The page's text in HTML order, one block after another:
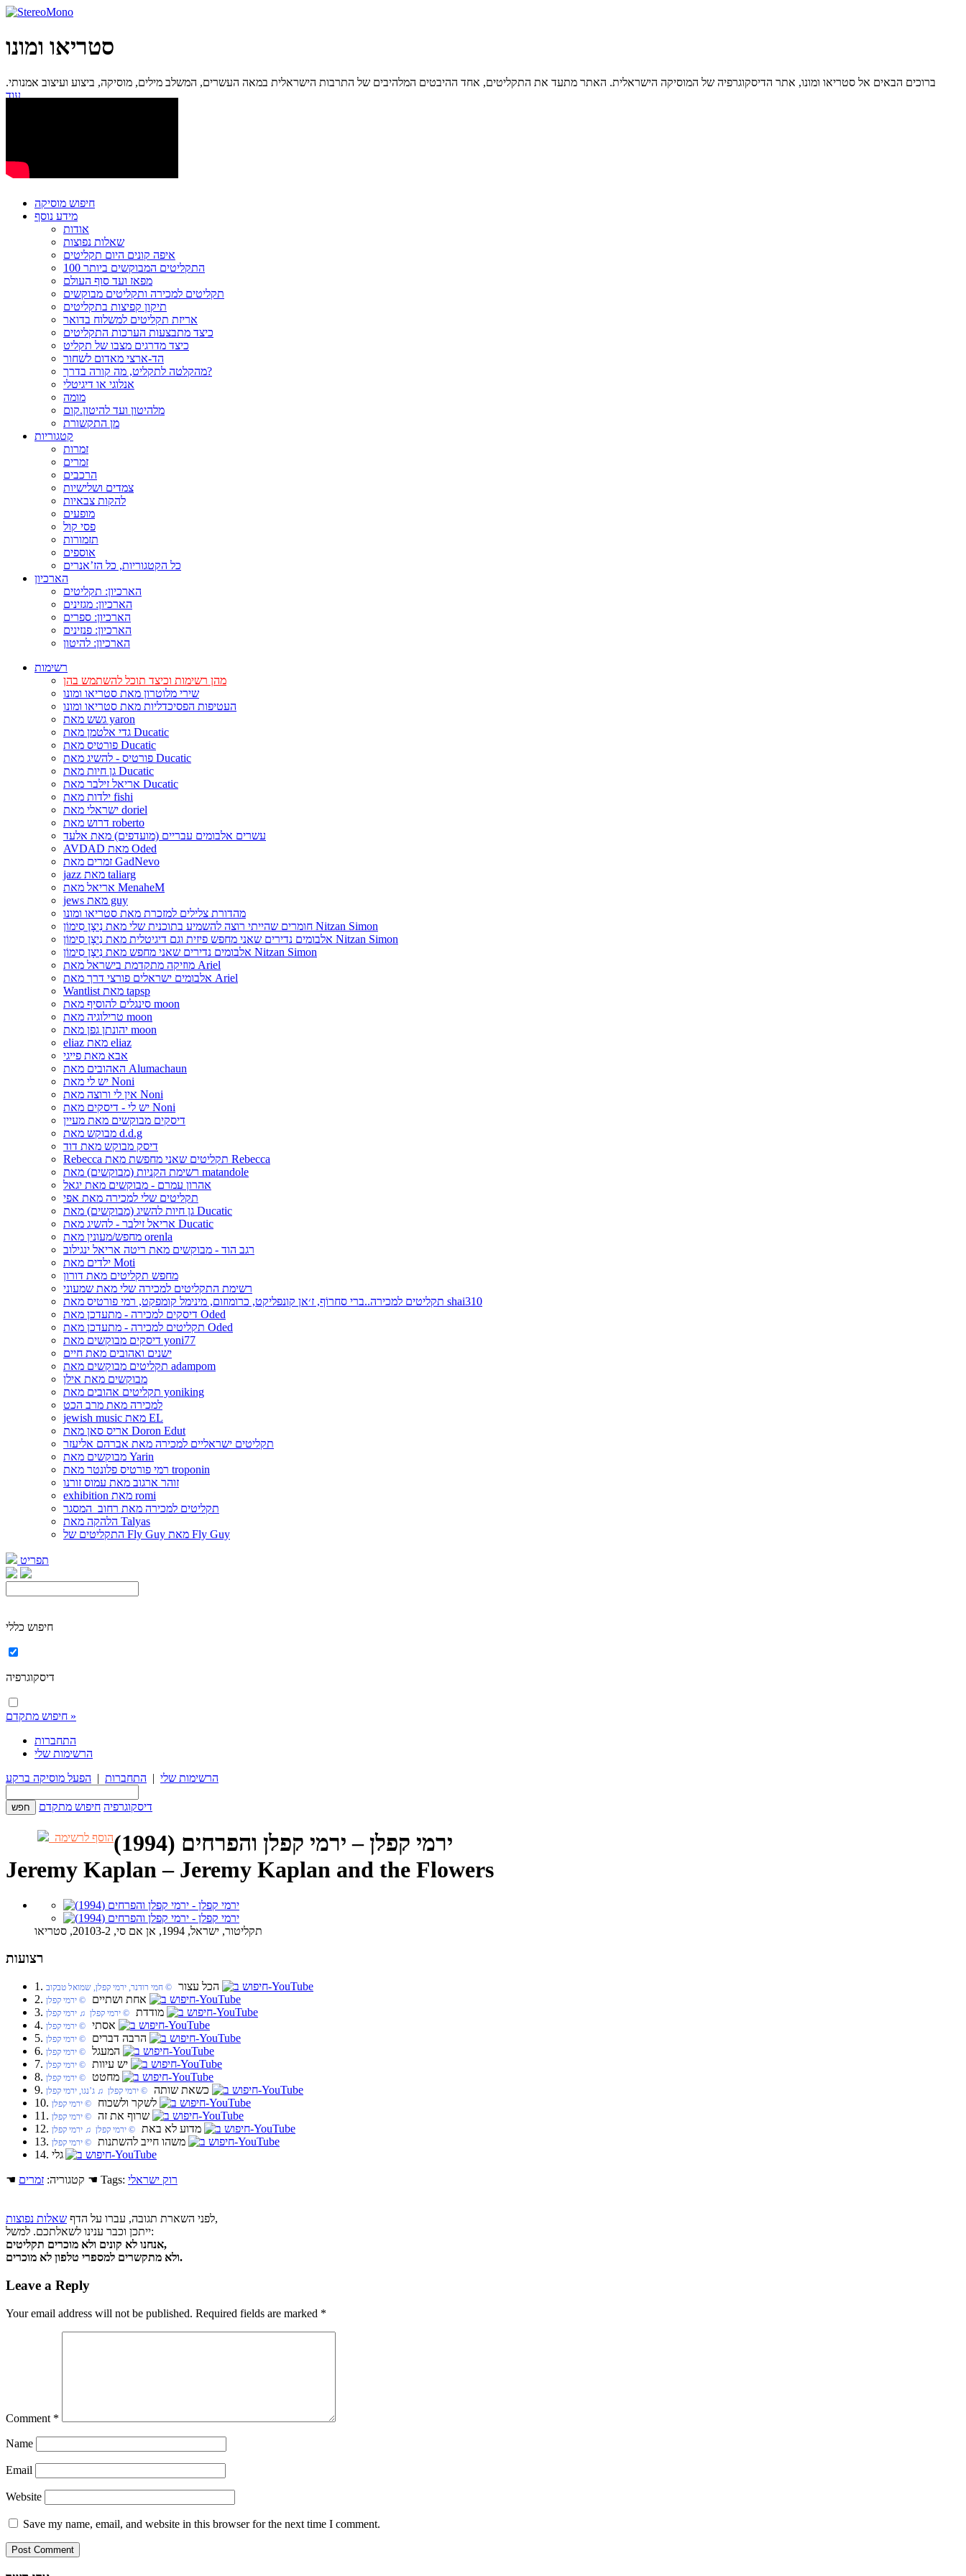
סטריאו ומונו
ברוכים הבאים אל סטריאו ומונו, אתר הדיסקוגרפיה של המוסיקה הישראלית. האתר מתעד את התקליטים, אחד ההיבטים המלהיבים של התרבות הישראלית במאה העשרים, המשלב מילים, מוסיקה, ביצוע ועיצוב אמנותי.
עוד...
חיפוש מוסיקה
מידע נוסף
אודות
שאלות נפוצות
איפה קונים היום תקליטים
100 התקליטים המבוקשים ביותר
מפאז ועד סוף העולם
תקליטים למכירה ותקליטים מבוקשים
תיקון קפיצות בתקליטים
אריזת תקליטים למשלוח בדואר
כיצד מתבצעות הערכות התקליטים
כיצד מדרגים מצבו של תקליט
הד-ארצי מאדום לשחור
מהקלטה לתקליט, מה קורה בדרך?
אנלוגי או דיגיטלי
מומה
מלהיטון ועד להיטון.קום
מן התקשורת
קטגוריות
זמרות
זמרים
הרכבים
צמדים ושלישיות
להקות צבאיות
מופעים
פסי קול
תזמורות
אוספים
כל הקטגוריות, כל הז’אנרים
הארכיון
הארכיון: תקליטים
הארכיון: מגזינים
הארכיון: ספרים
הארכיון: פנזינים
הארכיון: להיטון
רשימות
מהן רשימות וכיצד תוכל להשתמש בהן
שירי מלוטרון מאת סטריאו ומונו
העטיפות הפסיכדליות מאת סטריאו ומונו
גשש מאת yaron
גדי אלטמן מאת Ducatic
פורטיס מאת Ducatic
פורטיס - להשיג מאת Ducatic
גן חיות מאת Ducatic
אריאל זילבר מאת Ducatic
ילדות מאת fishi
ישראלי מאת doriel
דרוש מאת roberto
עשרים אלבומים עבריים (מועדפים) מאת אלעד
AVDAD מאת Oded
זמרים מאת GadNevo
jazz מאת taliarg
אריאל מאת MenaheM
jews מאת guy
מהדורת צלילים למזכרת מאת סטריאו ומונו
חומרים שהייתי רוצה להשמיע בתוכנית שלי מאת נִיצָן סִימוֹן Nitzan Simon
אלבומים נדירים שאני מחפש פיזית וגם דיגיטלית מאת נִיצָן סִימוֹן Nitzan Simon
אלבומים נדירים שאני מחפש מאת נִיצָן סִימוֹן Nitzan Simon
מוזיקה מתקדמת בישראל מאת Ariel
אלבומים ישראלים פורצי דרך מאת Ariel
Wantlist מאת tapsp
סינגלים להוסיף מאת moon
טרילוגיה מאת moon
יהונתן גפן מאת moon
eliaz מאת eliaz
אבא מאת פייגי
האהובים מאת Alumachaun
יש לי מאת Noni
אין לי ורוצה מאת Noni
יש לי - דיסקים מאת Noni
דיסקים מבוקשים מאת מעיין
מבוקש מאת d.d.g
דיסק מבוקש מאת דוד
Rebecca תקליטים שאני מחפשת מאת Rebecca
רשימת הקניות (מבוקשים) מאת matandole
אהרון עמרם - מבוקשים מאת יגאל
תקליטים שלי למכירה מאת אפי
גן חיות להשיג (מבוקשים) מאת Ducatic
אריאל זילבר - להשיג מאת Ducatic
מחפש/מעונין מאת orenla
רגב הוד - מבוקשים מאת ריטה אריאל ינגילוב
ילדים מאת Moti
מחפש תקליטים מאת דורון
רשימת התקליטים למכירה שלי מאת שמעוני
תקליטים למכירה..ברי סחרוֹף, ז׳אן קונפליקט, כרומוזום, מינימל קומפקט, רמי פורטיס מאת shai310
דיסקים למכירה - מתעדכן מאת Oded
תקליטים למכירה - מתעדכן מאת Oded
דיסקים מבוקשים מאת yoni77
ישנים ואהובים מאת חיים
תקליטים מבוקשים מאת adampom
מבוקשים מאת אילן
תקליטים אהובים מאת yoniking
למכירה מאת מרב הכט
jewish music מאת EL
אריס סאן מאת Doron Edut
תקליטים ישראליים למכירה מאת אברהם אליעזר
מבוקשים מאת Yarin
רמי פורטיס פלונטר מאת troponin
זוהר ארגוב מאת עמוס זורנו
exhibition מאת romi
תקליטים למכירה מאת רחוב_המסגר
הלהקה מאת Talyas
התקליטים של Fly Guy מאת Fly Guy
תפריט
חיפוש כללי
חיפוש מתקדם »
התחברות
הרשימות שלי
הרשימות שלי | התחברות | הפעל מוסיקה ברקע
דיסקוגרפיה חיפוש מתקדם
הוסף לרשימה
ירמי קפלן – ירמי קפלן והפרחים (1994)
Jeremy Kaplan – Jeremy Kaplan and the Flowers
תקליטור, ישראל, 1994, אן אם סי, 20103-2, סטריאו
רצועות
1. הכל עצור ‏ © חמי רודנר, ירמי קפלן, שמואל טבקוב
2. אחת ושתיים ‏ © ירמי קפלן
3. מודדת ‏ © ירמי קפלן‏ ♫ ירמי קפלן
4. אסתי ‏ © ירמי קפלן
5. הרבה דברים ‏ © ירמי קפלן
6. המעגל ‏ © ירמי קפלן
7. יש עיוות ‏ © ירמי קפלן
8. מחטט ‏ © ירמי קפלן
9. כשאת שותה ‏ © ירמי קפלן‏ ♫ ג’נגו, ירמי קפלן
10. לשקר ולשכוח ‏ © ירמי קפלן
11. שרוף את זה ‏ © ירמי קפלן
12. מדוע לא באת ‏ © ירמי קפלן‏ ♫ ירמי קפלן
13. משהו חייב להשתנות ‏ © ירמי קפלן
14. גלי
☚ קטגוריה: זמרים ☚ Tags: רוק ישראלי
לפני השארת תגובה, עברו על הדף שאלות נפוצות
,
ייתכן וכבר ענינו לשאלתכם. למשל:
אנחנו לא קונים ולא מוכרים תקליטים,
ולא מתקשרים למספרי טלפון לא מוכרים.
Leave a Reply
Your email address will not be published. Required fields are marked *
Comment *
Name
Email
Website
Save my name, email, and website in this browser for the next time I comment.